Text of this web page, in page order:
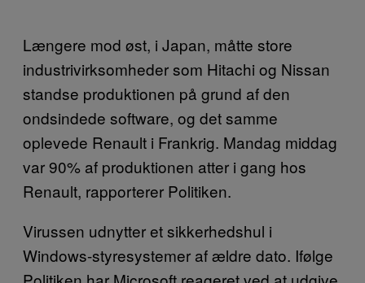
Længere mod øst, i Japan, måtte store
industrivirksomheder som Hitachi og Nissan
standse produktionen på grund af den
ondsindede software, og det samme
oplevede Renault i Frankrig. Mandag middag
var 90% af produktionen atter i gang hos
Renault, rapporterer Politiken.
Virussen udnytter et sikkerhedshul i
Windows-styresystemer af ældre dato. Ifølge